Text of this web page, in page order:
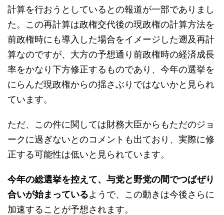
計算を行おうとしているとの報道が一部でありまし
た。この再計算は政権交代後の現政権の計算方法を
前政権時にも導入した場合をイメージした遡及再計
算なのですが、大方の予想通り前政権時の経済成長
率をかなり下方修正するものであり、今年の選挙を
にらんだ現政権からの揺さぶりではないかと見られ
ています。
ただ、この件に関しては財務大臣からもただのジョ
ークに過ぎないとのコメントも出ており、実際に修
正する可能性は低いと見られています。
今年の総選挙を控えて、与党と野党の間でつばぜり
合いが始まっているようで、この動きは今後さらに
加速することが予想されます。